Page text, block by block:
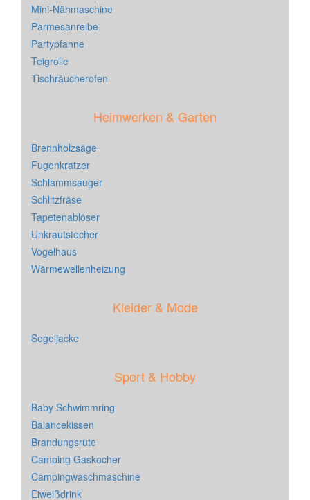
Mini-Nähmaschine
Parmesanreibe
Partypfanne
Teigrolle
Tischräucherofen
Heimwerken & Garten
Brennholzsäge
Fugenkratzer
Schlammsauger
Schlitzfräse
Tapetenablöser
Unkrautstecher
Vogelhaus
Wärmewellenheizung
Kleider & Mode
Segeljacke
Sport & Hobby
Baby Schwimmring
Balancekissen
Brandungsrute
Camping Gaskocher
Campingwaschmaschine
Eiweißdrink